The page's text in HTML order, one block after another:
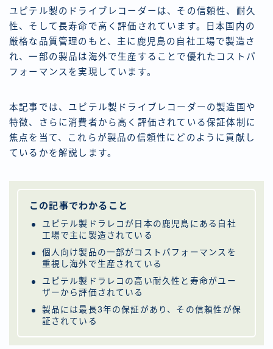
ユピテル製のドライブレコーダーは、その信頼性、耐久
性、そして長寿命で高く評価されています。日本国内の
厳格な品質管理のもと、主に鹿児島の自社工場で製造さ
れ、一部の製品は海外で生産することで優れたコストパ
フォーマンスを実現しています。
本記事では、ユピテル製ドライブレコーダーの製造国や
特徴、さらに消費者から高く評価されている保証体制に
焦点を当て、これらが製品の信頼性にどのように貢献し
ているかを解説します。
この記事でわかること
ユピテル製ドラレコが日本の鹿児島にある自社
工場で主に製造されている
個人向け製品の一部がコストパフォーマンスを
重視し海外で生産されている
ユピテル製ドラレコの高い耐久性と寿命がユー
ザーから評価されている
製品には最長3年の保証があり、その信頼性が保
証されている